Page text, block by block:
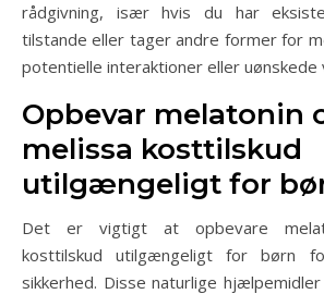
rådgivning, især hvis du har
tilstande eller tager andre former for
potentielle interaktioner eller uønskede
Opbevar melatonin
melissa kosttilskud
utilgængeligt for
Det er vigtigt at opbevare
kosttilskud utilgængeligt for børn
sikkerhed. Disse naturlige